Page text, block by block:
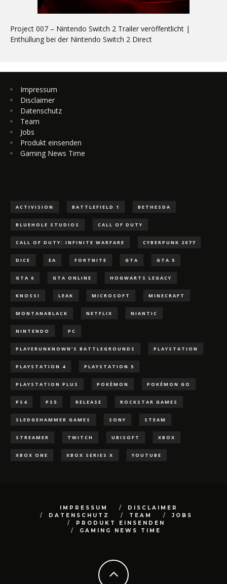
Project 007 – Nintendo Switch 2 Trailer veröffentlicht |
Enthüllung bei der Nintendo Switch 2 Direct
Impressum
Disclaimer
Datenschutz
Team
Jobs
Produkt einsenden
Gaming News Time
ACTIVISION BATTLEFIELD 1 BETHESDA
BLUEHOLE STUDIOS CALL OF DUTY
CALL OF DUTY: INFINITE WARFARE CYBERPUNK 2077
DICE EA FORTNITE GTA GTA 5
GTA 6 GTA ONLINE HOGWARTS LEGACY
KNOSSI LEAK MICROSOFT MINECRAFT
MONTANABLACK NETFLIX NIANTIC
NINTENDO PC
PLAYERUNKNOWN'S BATTLEGROUNDS PLAYSTATION
PLAYSTATION 4 PLAYSTATION 5
PLAYSTATION PLUS POKÈMON POKÉMON GO
PS4 PS5 RELEASE ROCKSTAR GAMES
SLEDGEHAMMER GAMES SONY STEAM
STREAMER TWITCH UBISOFT XBOX
XBOX ONE XBOX SERIES X YOUTUBE
IMPRESSUM
DISCLAIMER
DATENSCHUTZ
TEAM
JOBS
PRODUKT EINSENDEN
GAMING NEWS TIME